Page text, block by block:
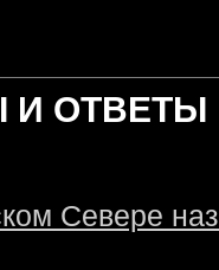
ОТВЕТЫ
Севере